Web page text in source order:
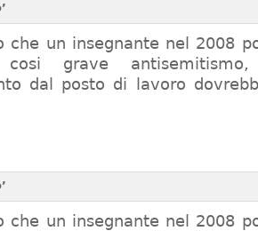
che un insegnante nel 2008
grave
dal posto di lavoro
che un insegnante nel 2008